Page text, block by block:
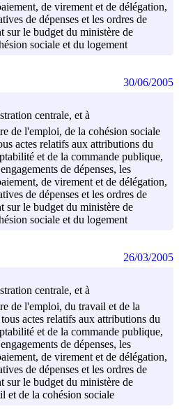
de virement et de délégation,
de dépenses et les ordres de
sur le budget du ministère de
sociale et du logement
centrale, et à
de l'emploi, de la cohésion sociale
actes relatifs aux attributions du
et de la commande publique,
de dépenses, les
de virement et de délégation,
de dépenses et les ordres de
sur le budget du ministère de
sociale et du logement
30/06/2005
centrale, et à
de l'emploi, du travail et de la
actes relatifs aux attributions du
et de la commande publique,
de dépenses, les
de virement et de délégation,
de dépenses et les ordres de
sur le budget du ministère de
et de la cohésion sociale
26/03/2005